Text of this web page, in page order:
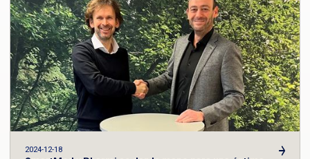
2024-12-18